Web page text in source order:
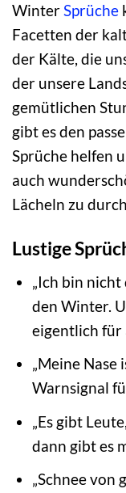
WinterSprüche
Facetten der
der Kälte, die
der unsere
gemütlichen
gibt es den
Sprüche helfen
auch
Lächeln zu
Lustige
„Ich bin
den Winter.
eigentlich für
„Meine Nase
Warnsignal
„Es gibt
dann gibt es
„Schnee von